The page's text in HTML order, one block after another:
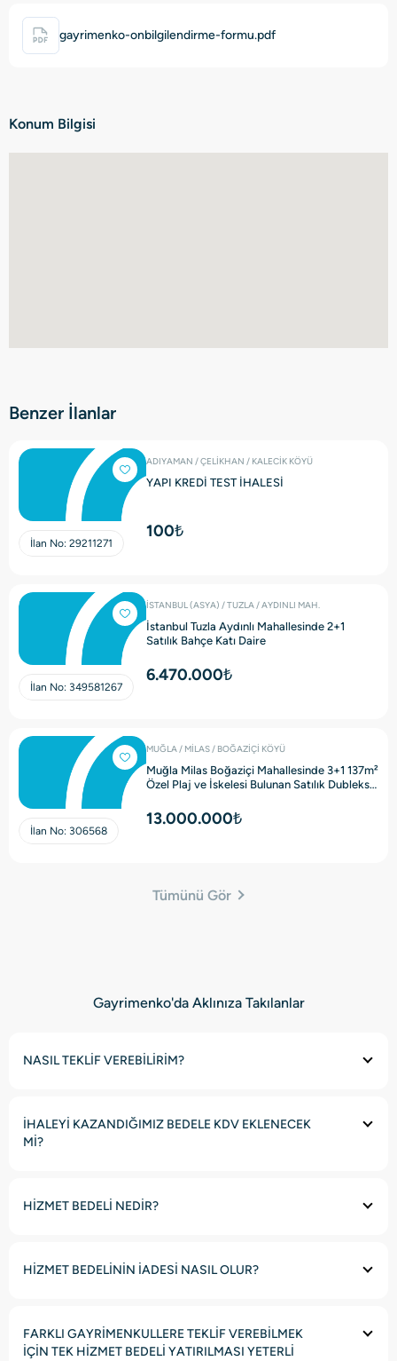
gayrimenko-onbilgilendirme-formu.pdf
Konum Bilgisi
Benzer İlanlar
İlan No: 29211271
ADIYAMAN / ÇELİKHAN / KALECİK KÖYÜ
YAPI KREDİ TEST İHALESİ
100₺
İlan No: 349581267
İSTANBUL (ASYA) / TUZLA / AYDINLI MAH.
İstanbul Tuzla Aydınlı Mahallesinde 2+1
Satılık Bahçe Katı Daire
6.470.000₺
İlan No: 306568
MUĞLA / MİLAS / BOĞAZİÇİ KÖYÜ
Muğla Milas Boğaziçi Mahallesinde 3+1 137m²
Özel Plaj ve İskelesi Bulunan Satılık Dubleks
13.000.000₺
Tümünü Gör
Gayrimenko'da Aklınıza Takılanlar
NASIL TEKLİF VEREBİLİRİM?
İHALEYİ KAZANDIĞIMIZ BEDELE KDV EKLENECEK
Mİ?
HİZMET BEDELİ NEDİR?
HİZMET BEDELİNİN İADESİ NASIL OLUR?
FARKLI GAYRİMENKULLERE TEKLİF VEREBİLMEK
İÇİN TEK HİZMET BEDELİ YATIRILMASI YETERLİ